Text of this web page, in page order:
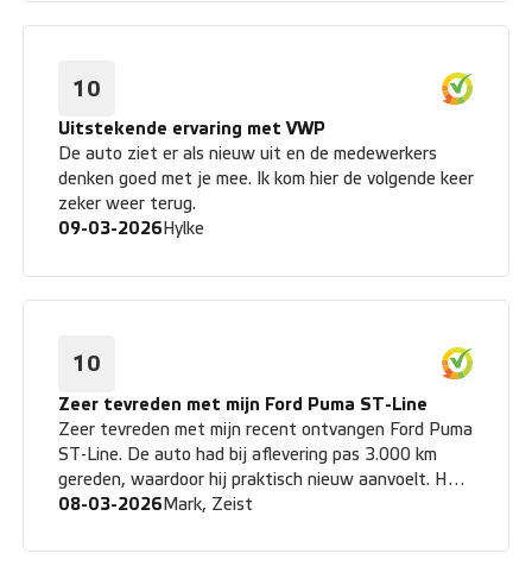
10
Uitstekende ervaring met VWP
De auto ziet er als nieuw uit en de medewerkers
denken goed met je mee. Ik kom hier de volgende keer
zeker weer terug.
09-03-2026 Hylke
10
Zeer tevreden met mijn Ford Puma ST-Line
Zeer tevreden met mijn recent ontvangen Ford Puma
ST-Line. De auto had bij aflevering pas 3.000 km
gereden, waardoor hij praktisch nieuw aanvoelt. Het
is een automaat en dat rijdt in combinatie met het
prettig. De auto reageert vlot, stuurt strak en is
08-03-2026 Mark, Zeist